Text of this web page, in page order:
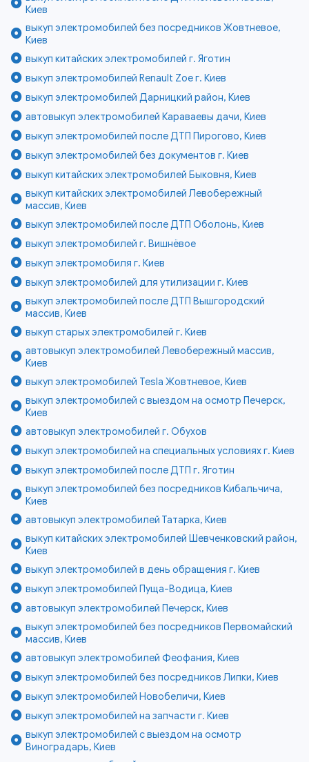
Киев
выкуп электромобилей без посредников Жовтневое,
Киев
выкуп китайских электромобилей г. Яготин
выкуп электромобилей Renault Zoe г. Киев
выкуп электромобилей Дарницкий район, Киев
автовыкуп электромобилей Караваевы дачи, Киев
выкуп электромобилей после ДТП Пирогово, Киев
выкуп электромобилей без документов г. Киев
выкуп китайских электромобилей Быковня, Киев
выкуп китайских электромобилей Левобережный
массив, Киев
выкуп электромобилей после ДТП Оболонь, Киев
выкуп электромобилей г. Вишнёвое
выкуп электромобиля г. Киев
выкуп электромобилей для утилизации г. Киев
выкуп электромобилей после ДТП Вышгородский
массив, Киев
выкуп старых электромобилей г. Киев
автовыкуп электромобилей Левобережный массив,
Киев
выкуп электромобилей Tesla Жовтневое, Киев
выкуп электромобилей с выездом на осмотр Печерск,
Киев
автовыкуп электромобилей г. Обухов
выкуп электромобилей на специальных условиях г. Киев
выкуп электромобилей после ДТП г. Яготин
выкуп электромобилей без посредников Кибальчича,
Киев
автовыкуп электромобилей Татарка, Киев
выкуп китайских электромобилей Шевченковский район,
Киев
выкуп электромобилей в день обращения г. Киев
выкуп электромобилей Пуща-Водица, Киев
автовыкуп электромобилей Печерск, Киев
выкуп электромобилей без посредников Первомайский
массив, Киев
автовыкуп электромобилей Феофания, Киев
выкуп электромобилей без посредников Липки, Киев
выкуп электромобилей Новобеличи, Киев
выкуп электромобилей на запчасти г. Киев
выкуп электромобилей с выездом на осмотр
Виноградарь, Киев